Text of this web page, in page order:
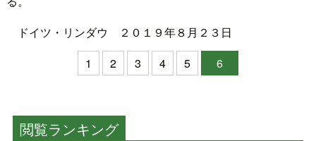
ドイツ・リンダウ ２０１９年８月２３日
1
2 3 4 5 6
閲覧ランキング